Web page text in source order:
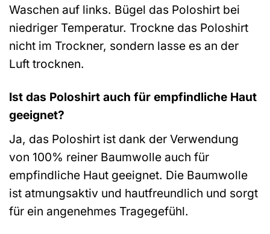
Waschen auf links. Bügel das Poloshirt bei
niedriger Temperatur. Trockne das Poloshirt
nicht im Trockner, sondern lasse es an der
Luft trocknen.
Ist das Poloshirt auch für empfindliche Haut
geeignet?
Ja, das Poloshirt ist dank der Verwendung
von 100% reiner Baumwolle auch für
empfindliche Haut geeignet. Die Baumwolle
ist atmungsaktiv und hautfreundlich und sorgt
für ein angenehmes Tragegefühl.